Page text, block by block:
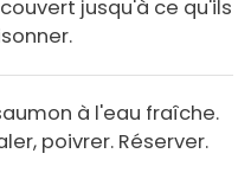
jusqu'à ce qu'ils
à l'eau fraîche.
poivrer. Réserver.